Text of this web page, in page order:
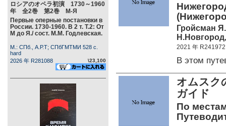
ロシアのオペラ初演 1730～1960
年 全2巻 第2巻 М-Я
Первые оперные постановки в
России. 1730-1960. В 2 т. Т.2: От
М до Я./ сост. М.М. Годлевская.
М.: СПб., А.Р.Т; СПбГМТМИ 528 c.
hard
2026 年 R281088
\23,100
Гройсман
2021 年 R241972
В этом
オムス
ガイド
По